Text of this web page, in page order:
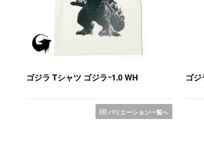
ゴジラ Tシャツ ゴジラｰ1.0 WH
バリエーション一覧へ
ゴ